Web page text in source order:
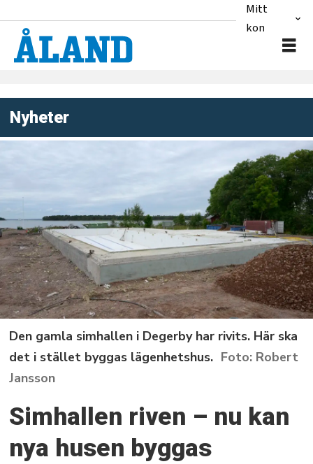
Mitt
konto
Nyheter
Den gamla simhallen i Degerby har rivits. Här ska
det i stället byggas lägenhetshus.
Robert
Jansson
Simhallen riven – nu kan
nya husen byggas